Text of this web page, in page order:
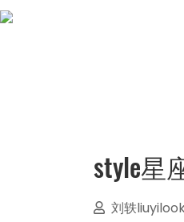
style星
刘轶